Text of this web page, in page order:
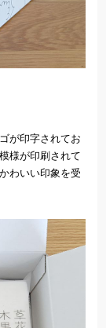
が印字されてお
様が印刷されて
わいい印象を受